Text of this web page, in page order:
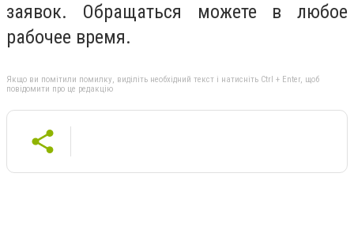
заявок. Обращаться можете в любое
рабочее время.
Якщо ви помітили помилку, виділіть необхідний текст і натисніть Ctrl + Enter, щоб
повідомити про це редакцію